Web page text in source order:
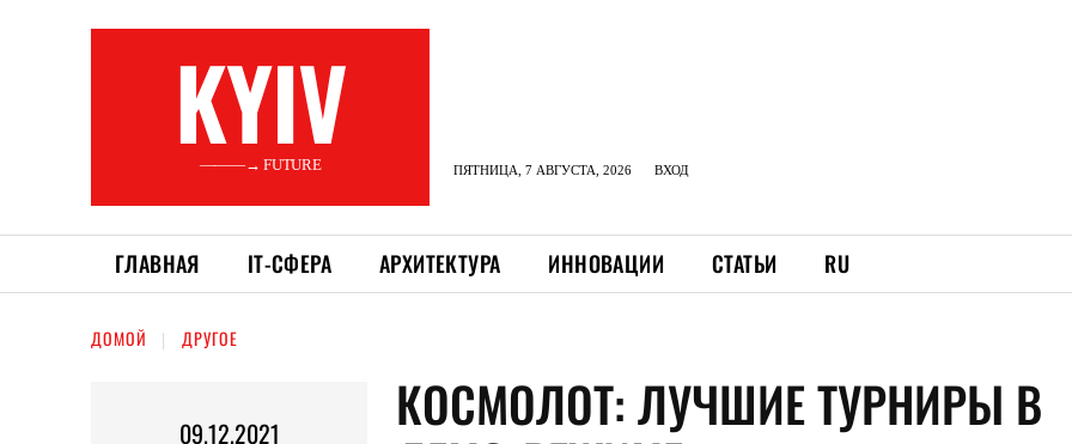
KYIV
———→ FUTURE ПЯТНИЦА, 7 АВГУСТА, 2026 ВХОД
ГЛАВНАЯ ІТ-СФЕРА АРХИТЕКТУРА ИННОВАЦИИ СТАТЬИ RU
ДОМОЙ ДРУГОЕ
09.12.2021
КОСМОЛОТ: ЛУЧШИЕ ТУРНИРЫ В